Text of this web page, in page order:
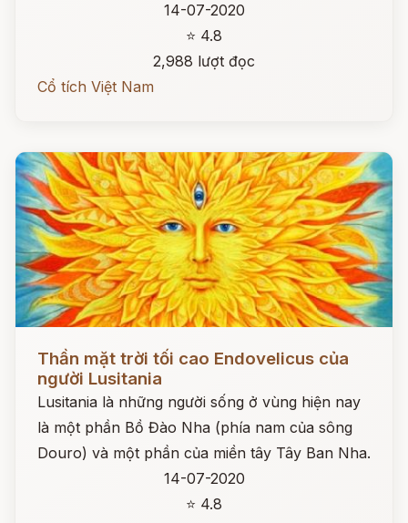
14-07-2020
⭐ 4.8
2,988 lượt đọc
Cổ tích Việt Nam
Đọc ngay
Thần mặt trời tối cao Endovelicus của
người Lusitania
Lusitania là những người sống ở vùng hiện nay
là một phần Bồ Đào Nha (phía nam của sông
Douro) và một phần của miền tây Tây Ban Nha.
14-07-2020
⭐ 4.8